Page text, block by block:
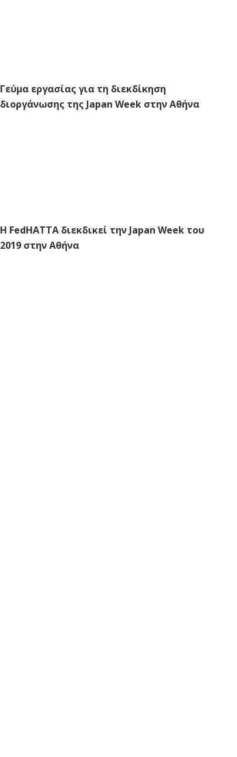
Γεύμα εργασίας για τη διεκδίκηση
διοργάνωσης της Japan Week στην Αθήνα
H FedHATTA διεκδικεί την Japan Week του
2019 στην Αθήνα